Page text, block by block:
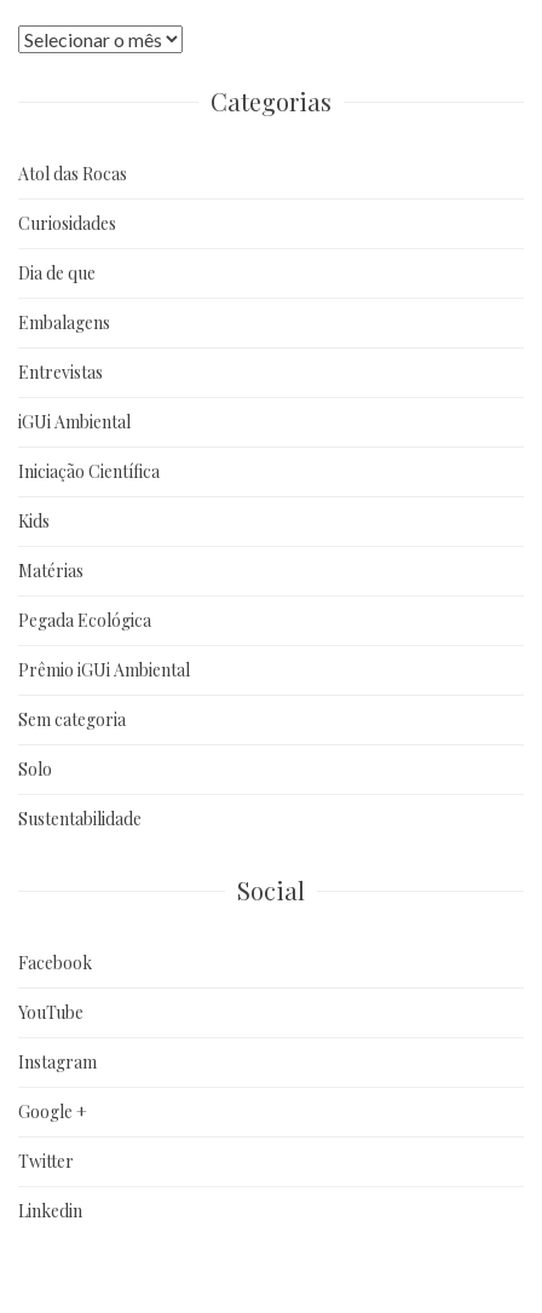
Publicações
Categorias
Atol das Rocas
Curiosidades
Dia de que
Embalagens
Entrevistas
iGUi Ambiental
Iniciação Científica
Kids
Matérias
Pegada Ecológica
Prêmio iGUi Ambiental
Sem categoria
Solo
Sustentabilidade
Social
Facebook
YouTube
Instagram
Google +
Twitter
Linkedin